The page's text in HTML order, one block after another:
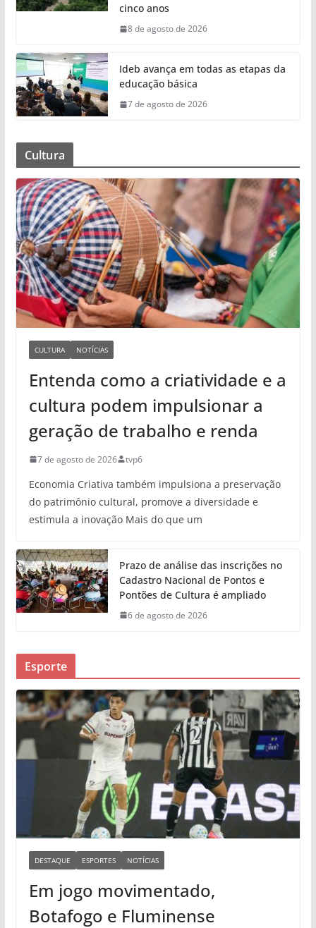
cinco anos
8 de agosto de 2026
Ideb avança em todas as etapas da
educação básica
7 de agosto de 2026
Cultura
CULTURA NOTÍCIAS
Entenda como a criatividade e a
cultura podem impulsionar a
geração de trabalho e renda
7 de agosto de 2026 tvp6
Economia Criativa também impulsiona a preservação
do patrimônio cultural, promove a diversidade e
estimula a inovação Mais do que um
Prazo de análise das inscrições no
Cadastro Nacional de Pontos e
Pontões de Cultura é ampliado
6 de agosto de 2026
Esporte
DESTAQUE ESPORTES NOTÍCIAS
Em jogo movimentado,
Botafogo e Fluminense